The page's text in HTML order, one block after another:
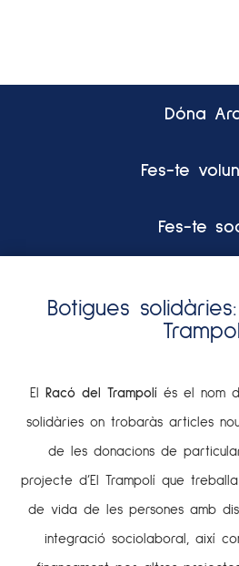
Dóna
Fes-te
Fes-te
Botigues
El Racó del Trampolí és el nom
solidàries on trobaràs articles
de les donacions de
projecte d’El Trampolí que
de vida de les persones amb
integració sociolaboral, així